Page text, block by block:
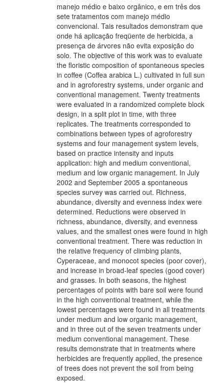
manejo médio e baixo orgânico, e em três dos
sete tratamentos com manejo médio
convencional. Tais resultados demonstram que
onde há aplicação freqüente de herbicida, a
presença de árvores não evita exposição do
solo. The objective of this work was to evaluate
the floristic composition of spontaneous species
in coffee (Coffea arabica L.) cultivated in full sun
and in agroforestry systems, under organic and
conventional management. Twenty treatments
were evaluated in a randomized complete block
design, in a split plot in time, with three
replicates. The treatments corresponded to
combinations between types of agroforestry
systems and four management system levels,
based on practice intensity and inputs
application: high and medium conventional,
medium and low organic management. In July
2002 and September 2005 a spontaneous
species survey was carried out. Richness,
abundance, diversity and evenness index were
determined. Reductions were observed in
richness, abundance, diversity, and evenness
values, and the smallest ones were found in high
conventional treatment. There was reduction in
the relative frequency of climbing plants,
Cyperaceae, and monocot species (poor cover),
and increase in broad-leaf species (good cover)
and grasses. In both seasons, the highest
percentages of points with bare soil were found
in the high conventional treatment, while the
lowest percentages were found in all treatments
under medium and low organic management,
and in three out of the seven treatments under
medium conventional management. These
results demonstrate that in treatments where
herbicides are frequently applied, the presence
of trees does not prevent the soil from being
exposed.